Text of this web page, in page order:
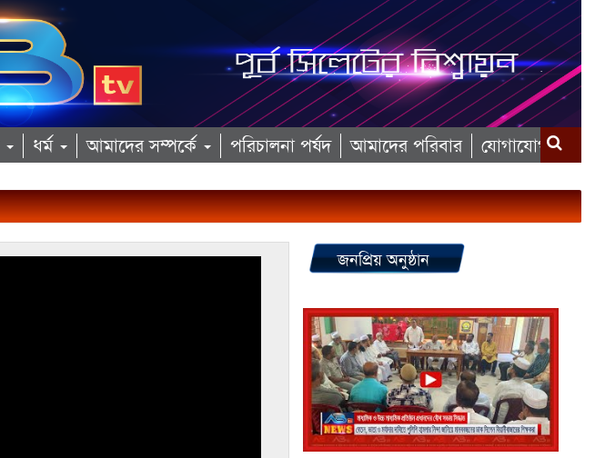
ধর্ম আমাদের সম্পর্কে পরিচালনা পর্ষদ আমাদের পরিবার যোগাযোগ
জনপ্রিয় অনুষ্ঠান